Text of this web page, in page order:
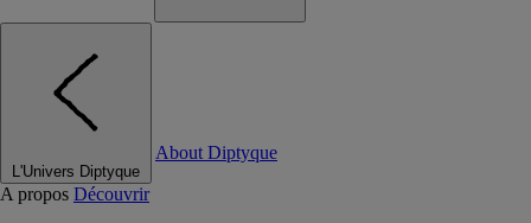
L'Univers Diptyque
About Diptyque
A propos Découvrir